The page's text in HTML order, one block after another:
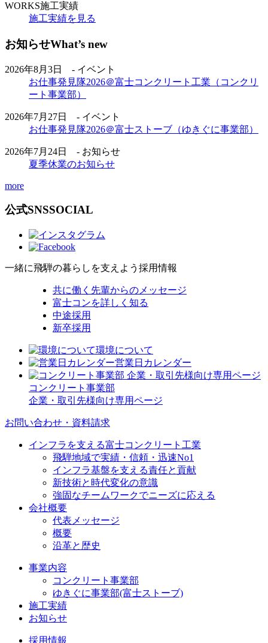
WORKS施工実績
施工実績を見る
お知らせWhat’s new
2026年8月3日 - イベント
お仕事発見隊2026＠富士コンクリート工業（コンクリ
ート事業部）
2026年7月27日 - イベント
お仕事発見隊2026＠富士ストーブ（ゆきぐに事業部）
2026年7月24日 - お知らせ
夏季休業のお知らせ
more
公式SNSSOCIAL
一緒に飛騨の暮らしを支えよう 採用情報
共に働く先輩からのメッセージ
富士コンを詳しく知る
中途採用
新卒採用
環境について
営業日カレンダー
コンクリート事業部
企業・取引先様向け専用ページ
お問い合わせ・資料請求
インフラを支える富士コンクリート工業
飛騨地域で実績・信頼・迅速No1
インフラ基盤を支える責任と貢献
新技術と時代変化の意識
強固なチームワークでニーズに応える
会社概要
代表メッセージ
概要
沿革と歴史
事業内容
コンクリート事業部
ゆきぐに事業部(富士ストーブ)
施工実績
お知らせ
採用情報